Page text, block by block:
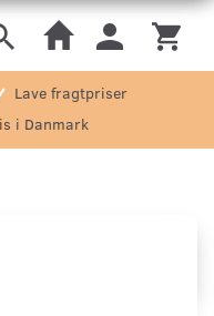
Lave fragtpriser
i Danmark